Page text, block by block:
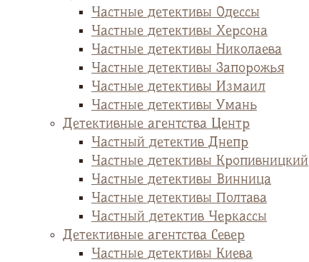
Частные детективы Одессы
Частные детективы Херсона
Частные детективы Николаева
Частные детективы Запорожья
Частные детективы Измаил
Частные детективы Умань
Детективные агентства Центр
Частный детектив Днепр
Частные детективы Кропивницкий
Частные детективы Винница
Частные детективы Полтава
Частный детектив Черкассы
Детективные агентства Север
Частные детективы Киева